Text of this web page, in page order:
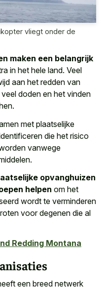
vliegt onder de
maken een belangrijk
in het hele land. Veel
aan het redden van
doden en het vinden
met plaatselijke
die het risico
vanwege
opvanghuizen
helpen om het
wordt te verminderen
voor degenen die al
Redding Montana
een breed netwerk